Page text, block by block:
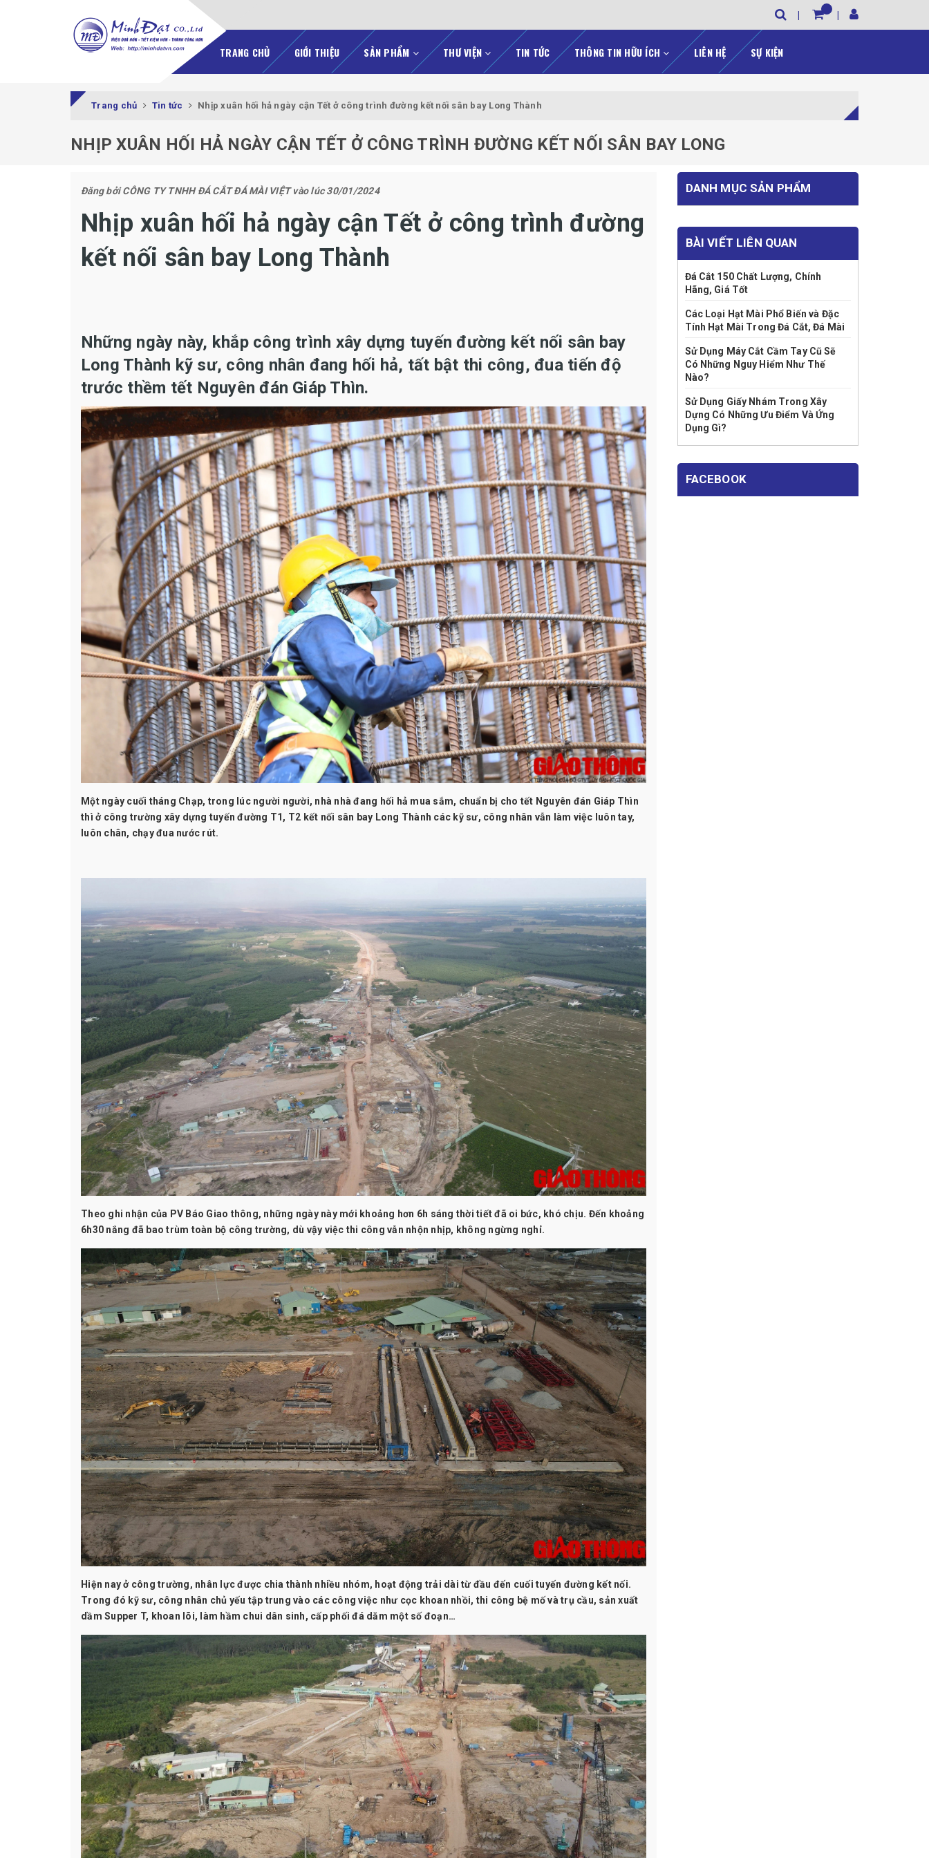
TRANG CHỦ GIỚI THIỆU SẢN PHẨM THƯ VIỆN TIN TỨC THÔNG TIN HỮU ÍCH LIÊN HỆ SỰ KIỆN
Trang chủ Tin tức Nhịp xuân hối hả ngày cận Tết ở công trình đường kết nối sân bay Long Thành
NHỊP XUÂN HỐI HẢ NGÀY CẬN TẾT Ở CÔNG TRÌNH ĐƯỜNG KẾT NỐI SÂN BAY LONG
Đăng bởiCÔNG TY TNHH ĐÁ CẮT ĐÁ MÀI VIỆTvào lúc 30/01/2024
Nhịp xuân hối hả ngày cận Tết ở công trình đường
kết nối sân bay Long Thành
Những ngày này, khắp công trình xây dựng tuyến đường kết nối sân bay
Long Thành kỹ sư, công nhân đang hối hả, tất bật thi công, đua tiến độ
trước thềm tết Nguyên đán Giáp Thìn.
Một ngày cuối tháng Chạp, trong lúc người người, nhà nhà đang hối hả mua sắm, chuẩn bị cho tết Nguyên đán Giáp Thìn
thì ở công trường xây dựng tuyến đường T1, T2 kết nối sân bay Long Thành các kỹ sư, công nhân vẫn làm việc luôn tay,
luôn chân, chạy đua nước rút.
Theo ghi nhận của PV Báo Giao thông, những ngày này mới khoảng hơn 6h sáng thời tiết đã oi bức, khó chịu. Đến khoảng
6h30 nắng đã bao trùm toàn bộ công trường, dù vậy việc thi công vẫn nhộn nhịp, không ngừng nghỉ.
Hiện nay ở công trường, nhân lực được chia thành nhiều nhóm, hoạt động trải dài từ đầu đến cuối tuyến đường kết nối.
Trong đó kỹ sư, công nhân chủ yếu tập trung vào các công việc như cọc khoan nhồi, thi công bệ mố và trụ cầu, sản xuất
dầm Supper T, khoan lõi, làm hầm chui dân sinh, cấp phối đá dăm một số đoạn…
DANH MỤC SẢN PHẨM
BÀI VIẾT LIÊN QUAN
Đá Cắt 150 Chất Lượng, Chính
Hãng, Giá Tốt
Các Loại Hạt Mài Phổ Biến và Đặc
Tính Hạt Mài Trong Đá Cắt, Đá Mài
Sử Dụng Máy Cắt Cầm Tay Cũ Sẽ
Có Những Nguy Hiểm Như Thế
Nào?
Sử Dụng Giấy Nhám Trong Xây
Dựng Có Những Ưu Điểm Và Ứng
Dụng Gì?
FACEBOOK